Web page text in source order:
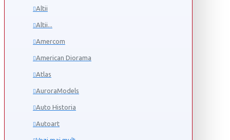
Altii
Altii...
Amercom
American Diorama
Atlas
AuroraModels
Auto Historia
Autoart